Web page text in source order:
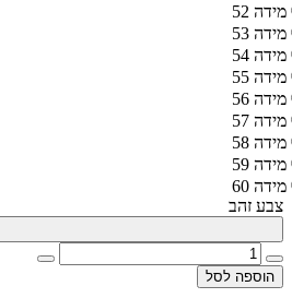
מידה 52
מידה 53
מידה 54
מידה 55
מידה 56
מידה 57
מידה 58
מידה 59
מידה 60
צבע זהב
הוספה לסל